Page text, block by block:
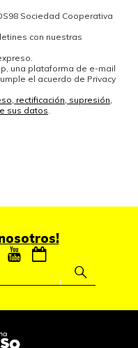
Sociedad Cooperativa
con nuestras
una plataforma de e-mail
el acuerdo de Privacy
rectificación, supresión,
sus datos